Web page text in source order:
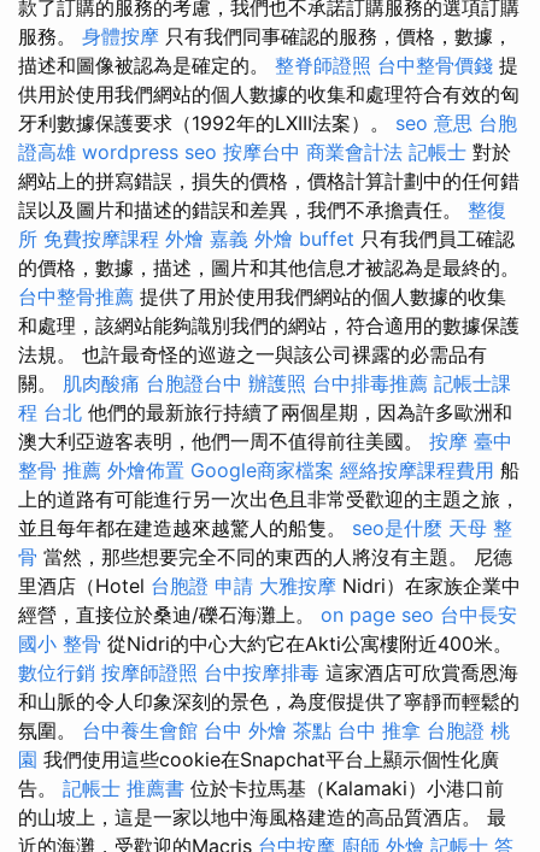
款了訂購的服務的考慮，我們也不承諾訂購服務的選項訂購
服務。 身體按摩 只有我們同事確認的服務，價格，數據，
描述和圖像被認為是確定的。 整脊師證照 台中整骨價錢 提
供用於使用我們網站的個人數據的收集和處理符合有效的匈
牙利數據保護要求（1992年的LXIII法案）。 seo 意思 台胞
證高雄 wordpress seo 按摩台中 商業會計法 記帳士 對於
網站上的拼寫錯誤，損失的價格，價格計算計劃中的任何錯
誤以及圖片和描述的錯誤和差異，我們不承擔責任。 整復
所 免費按摩課程 外燴 嘉義 外燴 buffet 只有我們員工確認
的價格，數據，描述，圖片和其他信息才被認為是最終的。
台中整骨推薦 提供了用於使用我們網站的個人數據的收集
和處理，該網站能夠識別我們的網站，符合適用的數據保護
法規。 也許最奇怪的巡遊之一與該公司裸露的必需品有
關。 肌肉酸痛 台胞證台中 辦護照 台中排毒推薦 記帳士課
程 台北 他們的最新旅行持續了兩個星期，因為許多歐洲和
澳大利亞遊客表明，他們一周不值得前往美國。 按摩 臺中
整骨 推薦 外燴佈置 Google商家檔案 經絡按摩課程費用 船
上的道路有可能進行另一次出色且非常受歡迎的主題之旅，
並且每年都在建造越來越驚人的船隻。 seo是什麼 天母 整
骨 當然，那些想要完全不同的東西的人將沒有主題。 尼德
里酒店（Hotel 台胞證 申請 大雅按摩 Nidri）在家族企業中
經營，直接位於桑迪/礫石海灘上。 on page seo 台中長安
國小 整骨 從Nidri的中心大約它在Akti公寓樓附近400米。
數位行銷 按摩師證照 台中按摩排毒 這家酒店可欣賞喬恩海
和山脈的令人印象深刻的景色，為度假提供了寧靜而輕鬆的
氛圍。 台中養生會館 台中 外燴 茶點 台中 推拿 台胞證 桃
園 我們使用這些cookie在Snapchat平台上顯示個性化廣
告。 記帳士 推薦書 位於卡拉馬基（Kalamaki）小港口前
的山坡上，這是一家以地中海風格建造的高品質酒店。 最
近的海灘，受歡迎的Macris 台中按摩 廚師 外燴 記帳士 答